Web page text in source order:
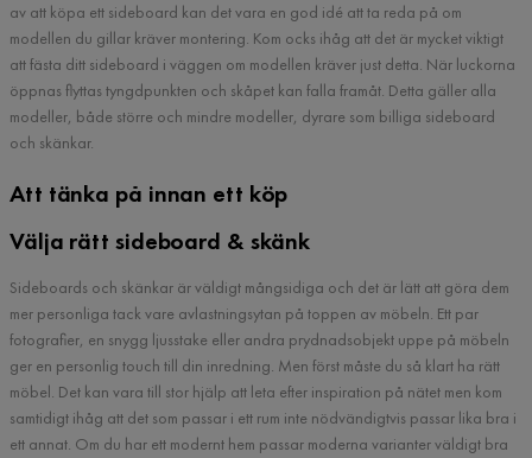
av att köpa ett sideboard kan det vara en god idé att ta reda på om
modellen du gillar kräver montering. Kom ocks ihåg att det är mycket viktigt
att fästa ditt sideboard i väggen om modellen kräver just detta. När luckorna
öppnas flyttas tyngdpunkten och skåpet kan falla framåt. Detta gäller alla
modeller, både större och mindre modeller, dyrare som billiga sideboard
och skänkar.
Att tänka på innan ett köp
Välja rätt sideboard & skänk
Sideboards och skänkar är väldigt mångsidiga och det är lätt att göra dem
mer personliga tack vare avlastningsytan på toppen av möbeln. Ett par
fotografier, en snygg ljusstake eller andra prydnadsobjekt uppe på möbeln
ger en personlig touch till din inredning. Men först måste du så klart ha rätt
möbel. Det kan vara till stor hjälp att leta efter inspiration på nätet men kom
samtidigt ihåg att det som passar i ett rum inte nödvändigtvis passar lika bra i
ett annat. Om du har ett modernt hem passar moderna varianter väldigt bra